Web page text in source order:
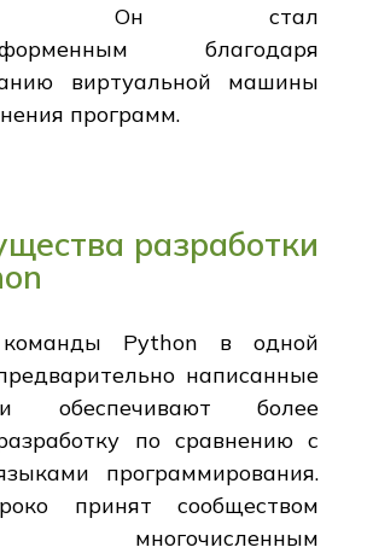
Он стал
благодаря
виртуальной машины
программ.
разработки
Python в одной
написанные
обеспечивают более
по сравнению с
программирования.
принят сообществом
многочисленным